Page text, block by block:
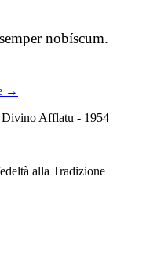
nobíscum.
→
Divino Afflatu - 1954
alla Tradizione